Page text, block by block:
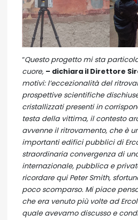
“Questo progetto mi sta
cuore, – dichiara il Direttore
motivi: l’eccezionalità del
prospettive scientifiche
cristallizzati presenti in
testa della vittima, il contesto
avvenne il ritrovamento, che è
importanti edifici pubblici di
straordinaria convergenza di
internazionale, pubblica e
ricordare qui Peter Smith,
poco scomparso. Mi piace
che era venuto più volte ad
quale avevamo discusso e